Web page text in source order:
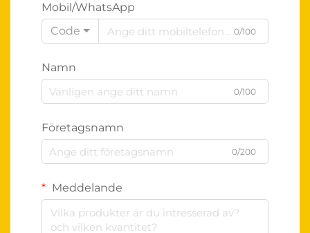
Mobil/WhatsApp
Code
0/100
Namn
0/100
Företagsnamn
0/200
Meddelande